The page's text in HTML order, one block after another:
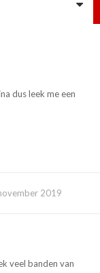
dus leek me een
2019
veel banden van